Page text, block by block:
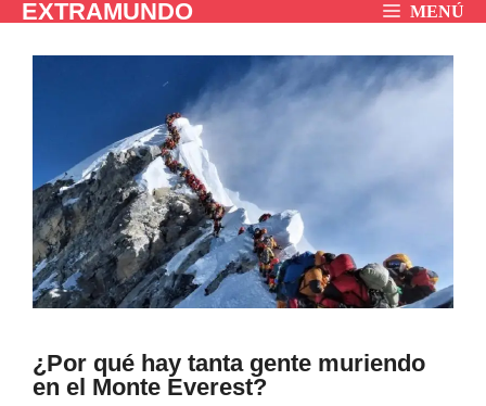
SaltarEXTRAMUNDO MENÚ
¿Por qué hay tanta gente muriendo
en el Monte Everest?